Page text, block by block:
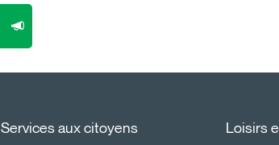
Services aux citoyens Loisirs